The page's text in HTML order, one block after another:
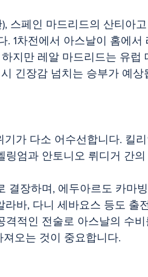
스페인 마드리드의 산티아
1차전에서 아스날이 홈에서
지만 레알 마드리드는 유럽
긴장감 넘치는 승부가 예상
기가 다소 어수선합니다. 킬
엄과 안토니오 뤼디거 간
결장하며, 에두아르도 카마
바, 다니 세바요스 등도 출
격적인 전술로 아스날의 수비
오는 것이 중요합니다.